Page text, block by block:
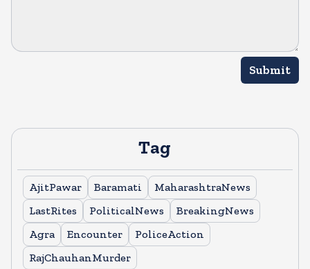
Submit
Tag
AjitPawar Baramati
MaharashtraNews
LastRites
PoliticalNews
BreakingNews
Agra
Encounter
PoliceAction
RajChauhanMurder